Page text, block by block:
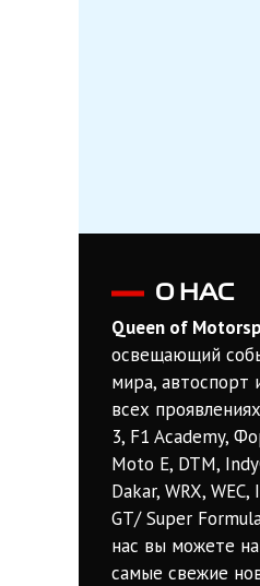
О НАС
Queen of
освещающий
мира, автоспорт
всех
3, F1 Academy,
Moto E, DTM,
Dakar, WRX,
GT/ Super
нас вы можете
самые свежие